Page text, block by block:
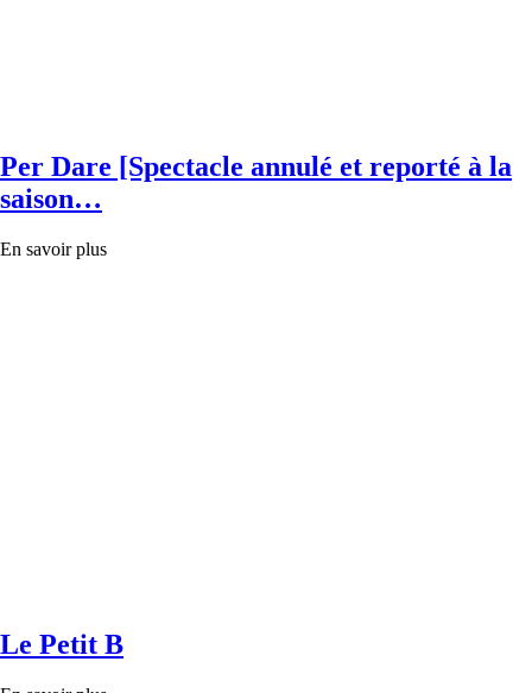
Per Dare [Spectacle annulé et reporté à la
saison…
En savoir plus
Le Petit B